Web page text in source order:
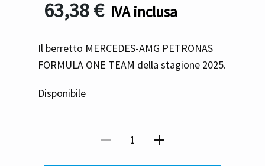
63,38€ IVA inclusa
Il berretto MERCEDES-AMG PETRONAS
FORMULA ONE TEAM della stagione 2025.
Disponibile